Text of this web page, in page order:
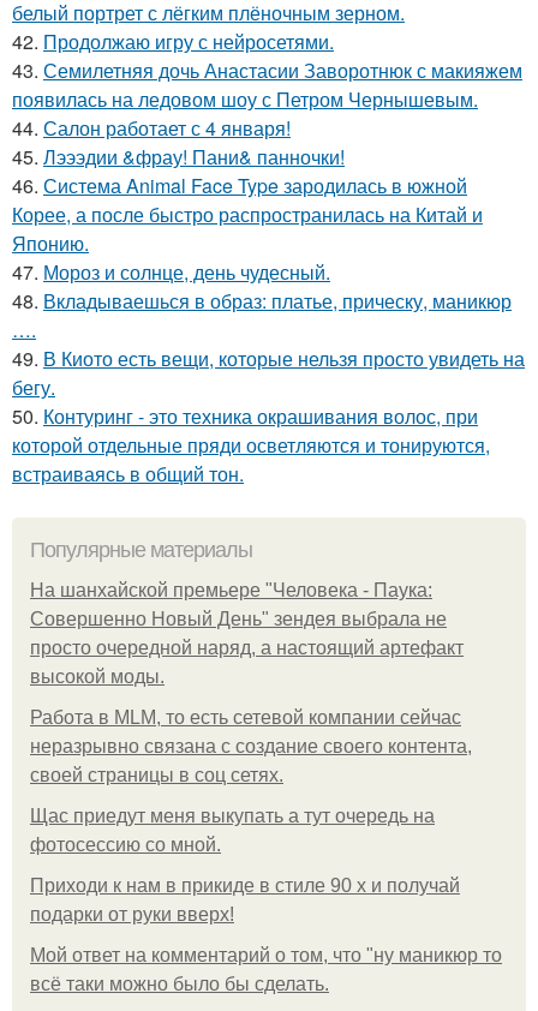
белый портрет с лёгким плёночным зерном.
42. Продолжаю игру с нейросетями.
43. Семилетняя дочь Анастасии Заворотнюк с макияжем
появилась на ледовом шоу с Петром Чернышевым.
44. Салон работает с 4 января!
45. Лэээдии &фрау! Пани& панночки!
46. Система Animal Face Type зародилась в южной
Корее, а после быстро распространилась на Китай и
Японию.
47. Мороз и солнце, день чудесный.
48. Вкладываешься в образ: платье, прическу, маникюр
….
49. В Киото есть вещи, которые нельзя просто увидеть на
бегу.
50. Контуринг - это техника окрашивания волос, при
которой отдельные пряди осветляются и тонируются,
встраиваясь в общий тон.
Популярные материалы
На шанхайской премьере "Человека - Паука:
Совершенно Новый День" зендея выбрала не
просто очередной наряд, а настоящий артефакт
высокой моды.
Работа в MLM, то есть сетевой компании сейчас
неразрывно связана с создание своего контента,
своей страницы в соц сетях.
Щас приедут меня выкупать а тут очередь на
фотосессию со мной.
Приходи к нам в прикиде в стиле 90 х и получай
подарки от руки вверх!
Мой ответ на комментарий о том, что "ну маникюр то
всё таки можно было бы сделать.